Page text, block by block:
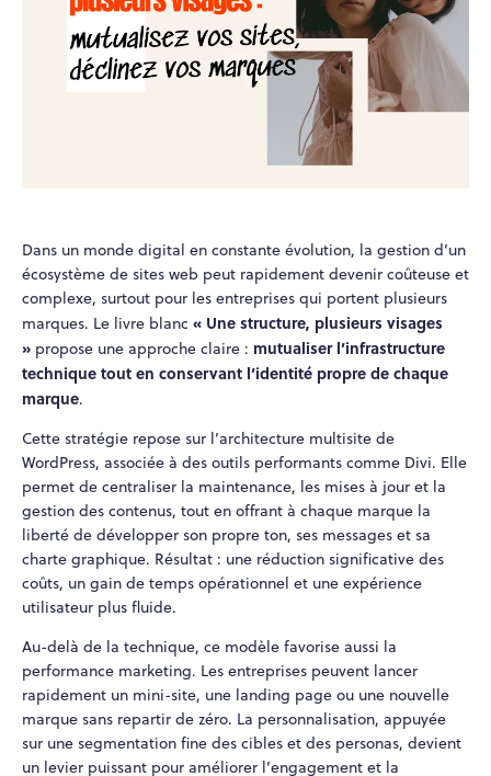
Dans un monde digital en constante évolution, la gestion d’un
écosystème de sites web peut rapidement devenir coûteuse et
complexe, surtout pour les entreprises qui portent plusieurs
marques. Le livre blanc « Une structure, plusieurs visages
» propose une approche claire : mutualiser l’infrastructure
technique tout en conservant l’identité propre de chaque
marque.
Cette stratégie repose sur l’architecture multisite de
WordPress, associée à des outils performants comme Divi. Elle
permet de centraliser la maintenance, les mises à jour et la
gestion des contenus, tout en offrant à chaque marque la
liberté de développer son propre ton, ses messages et sa
charte graphique. Résultat : une réduction significative des
coûts, un gain de temps opérationnel et une expérience
utilisateur plus fluide.
Au-delà de la technique, ce modèle favorise aussi la
performance marketing. Les entreprises peuvent lancer
rapidement un mini-site, une landing page ou une nouvelle
marque sans repartir de zéro. La personnalisation, appuyée
sur une segmentation fine des cibles et des personas, devient
un levier puissant pour améliorer l’engagement et la